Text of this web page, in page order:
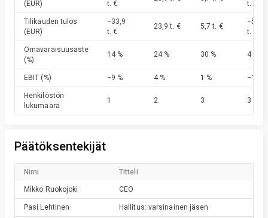
(EUR)
t. €
t. €
Tilikauden tulos
(EUR)
−33,9
t. €
23,9 t. € 5,7 t. €
−55,6
t. €
Omavaraisuusaste
(%)
14 % 24 % 30 % 4 %
EBIT (%) −9 % 4 % 1 % −16 %
Henkilöstön
lukumäärä
1 2 3 3
Päätöksentekijät
Nimi Titteli
Mikko Ruokojoki CEO
Pasi Lehtinen Hallitus: varsinainen jäsen